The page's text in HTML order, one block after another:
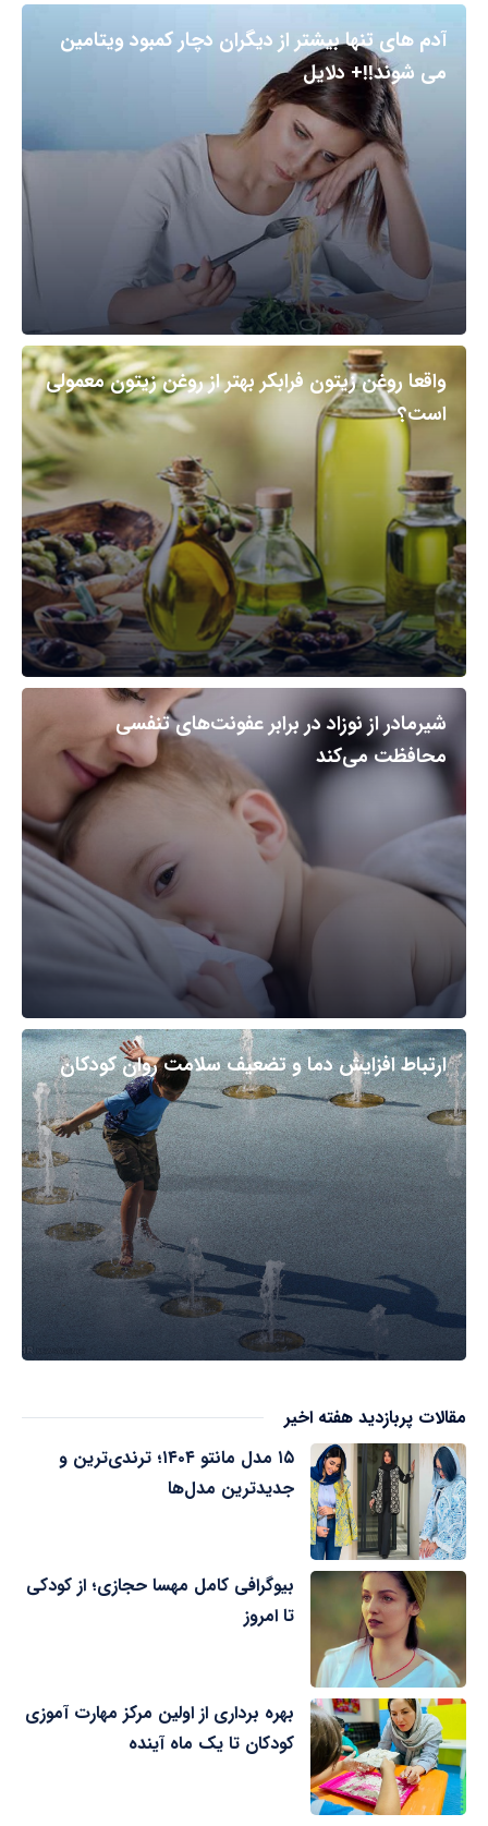
آدم های تنها بیشتر از دیگران دچار کمبود ویتامین
می شوند!!+ دلایل
واقعا روغن زیتون فرابکر بهتر از روغن زیتون معمولی
است؟
شیرمادر از نوزاد در برابر عفونت‌های تنفسی
محافظت می‌کند
ارتباط افزایش دما و تضعیف سلامت روان کودکان
مقالات پربازدید هفته اخیر
۱۵ مدل مانتو ۱۴۰۴؛ ترندی‌ترین و
جدیدترین مدل‌ها
بیوگرافی کامل مهسا حجازی؛ از کودکی
تا امروز
بهره برداری از اولین مرکز مهارت آموزی
کودکان تا یک ماه آینده